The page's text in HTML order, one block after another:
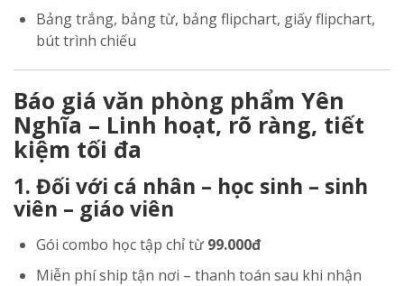
Bảng trắng, bảng từ, bảng flipchart, giấy flipchart,
bút trình chiếu
Báo giá văn phòng phẩm Yên
Nghĩa – Linh hoạt, rõ ràng, tiết
kiệm tối đa
1. Đối với cá nhân – học sinh – sinh
viên – giáo viên
Gói combo học tập chỉ từ 99.000đ
Miễn phí ship tận nơi – thanh toán sau khi nhận